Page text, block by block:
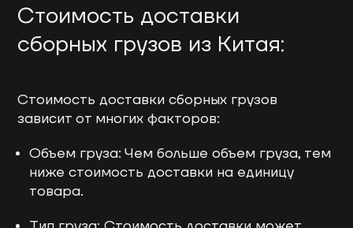
Стоимость доставки
сборных грузов из Китая:
Стоимость доставки сборных грузов
зависит от многих факторов:
Объем груза: Чем больше объем груза, тем
ниже стоимость доставки на единицу
товара.